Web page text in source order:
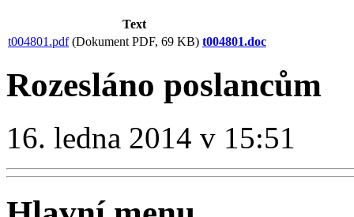
Text
t004801.pdf(Dokument PDF, 69 KB) t004801.doc
Rozesláno poslancům
16. ledna 2014 v 15:51